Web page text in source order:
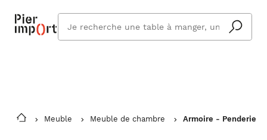
Vous êtes absent ? Pier Import s'adapte
et vous livre à votre retour.
En savoir plus
cherchez
vous ?
Meuble Meuble de chambre Armoire - Penderie